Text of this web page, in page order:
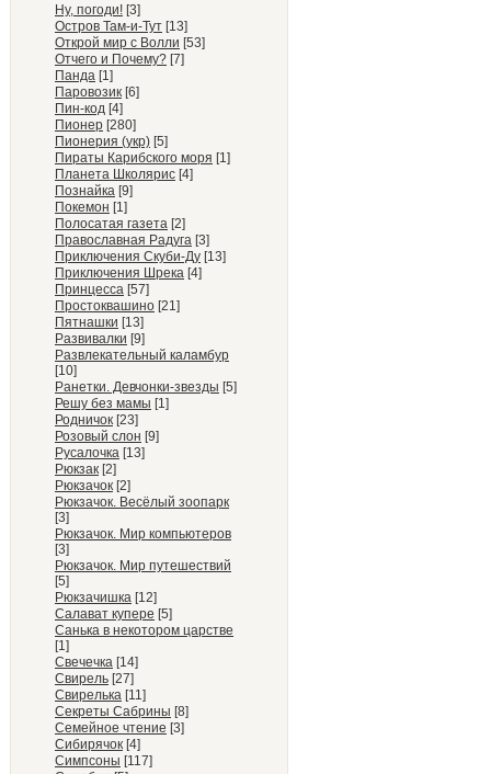
Ну, погоди! [3]
Остров Там-и-Тут [13]
Открой мир с Волли [53]
Отчего и Почему? [7]
Панда [1]
Паровозик [6]
Пин-код [4]
Пионер [280]
Пионерия (укр) [5]
Пираты Карибского моря [1]
Планета Школярис [4]
Познайка [9]
Покемон [1]
Полосатая газета [2]
Православная Радуга [3]
Приключения Скуби-Ду [13]
Приключения Шрека [4]
Принцесса [57]
Простоквашино [21]
Пятнашки [13]
Развивалки [9]
Развлекательный каламбур
[10]
Ранетки. Девчонки-звезды [5]
Решу без мамы [1]
Родничок [23]
Розовый слон [9]
Русалочка [13]
Рюкзак [2]
Рюкзачок [2]
Рюкзачок. Весёлый зоопарк
[3]
Рюкзачок. Мир компьютеров
[3]
Рюкзачок. Мир путешествий
[5]
Рюкзачишка [12]
Салават купере [5]
Санька в некотором царстве
[1]
Свечечка [14]
Свирель [27]
Свирелька [11]
Секреты Сабрины [8]
Семейное чтение [3]
Сибирячок [4]
Симпсоны [117]